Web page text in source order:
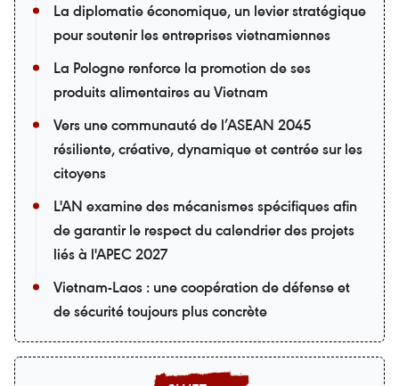
La diplomatie économique, un levier stratégique
pour soutenir les entreprises vietnamiennes
La Pologne renforce la promotion de ses
produits alimentaires au Vietnam
Vers une communauté de l’ASEAN 2045
résiliente, créative, dynamique et centrée sur les
citoyens
L'AN examine des mécanismes spécifiques afin
de garantir le respect du calendrier des projets
liés à l'APEC 2027
Vietnam-Laos : une coopération de défense et
de sécurité toujours plus concrète